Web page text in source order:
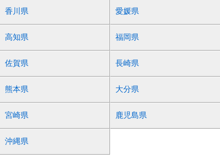
香川県 愛媛県
高知県 福岡県
佐賀県 長崎県
熊本県 大分県
宮崎県 鹿児島県
沖縄県